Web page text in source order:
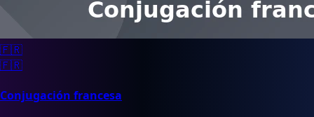
🇫🇷
🇫🇷
Conjugación francesa